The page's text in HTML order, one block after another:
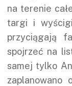
na terenie
targi i
przyciągają
spojrzeć na
samej tylko
zaplanowano